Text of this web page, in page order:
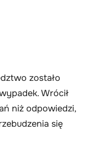
zostało
Wrócił
niż odpowiedzi,
się